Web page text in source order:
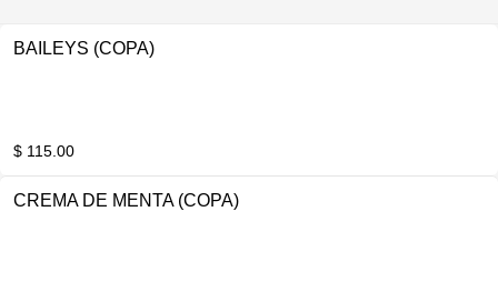
BAILEYS (COPA)
$ 115.00
CREMA DE MENTA (COPA)